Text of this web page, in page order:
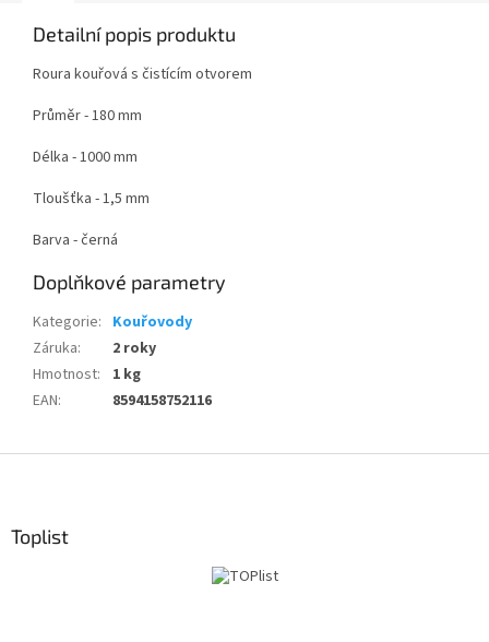
Detailní popis produktu
Roura kouřová s čistícím otvorem
Průměr - 180 mm
Délka - 1000 mm
Tloušťka - 1,5 mm
Barva - černá
Doplňkové parametry
Kategorie: Kouřovody
Záruka:
2 roky
Hmotnost:
1 kg
EAN: 8594158752116
Toplist